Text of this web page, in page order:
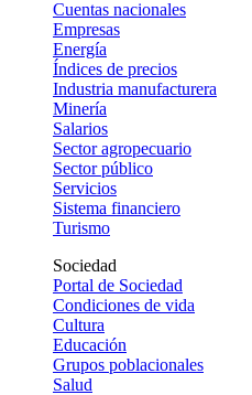
Cuentas nacionales
Empresas
Energía
Índices de precios
Industria manufacturera
Minería
Salarios
Sector agropecuario
Sector público
Servicios
Sistema financiero
Turismo
Sociedad
Portal de Sociedad
Condiciones de vida
Cultura
Educación
Grupos poblacionales
Salud